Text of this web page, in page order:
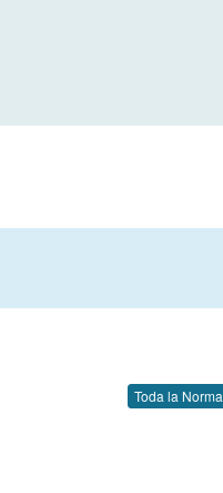
Toda la Norma